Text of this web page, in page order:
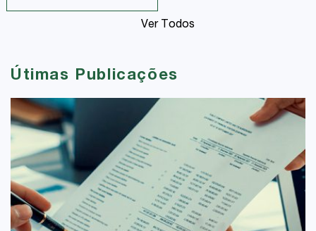
Ver Todos
Útimas Publicações